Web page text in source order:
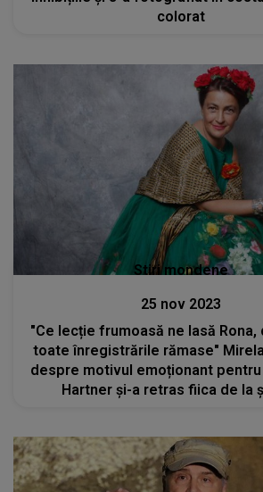
colorat
Stiri mondene
25 nov 2023
"Ce lecție frumoasă ne lasă Rona,
toate înregistrările rămase"
despre motivul emoționant pentru
Hartner și-a retras fiica de la